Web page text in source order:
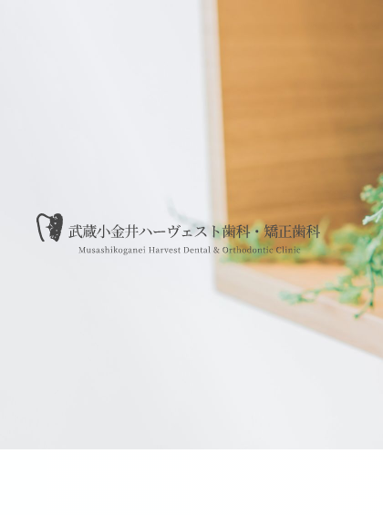
武蔵小金井で「長く通える歯医者」をお探しの方へ